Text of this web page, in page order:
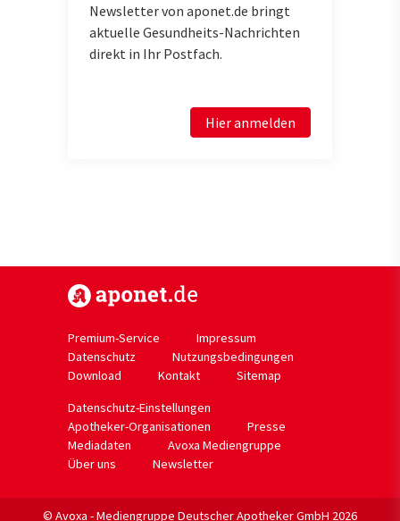
Newsletter von aponet.de bringt
aktuelle Gesundheits-Nachrichten
direkt in Ihr Postfach.
Hier anmelden
Premium-Service
Impressum
Datenschutz
Nutzungsbedingungen
Download
Kontakt
Sitemap
Datenschutz-Einstellungen
Apotheker-Organisationen
Presse
Mediadaten
Avoxa Mediengruppe
Über uns
Newsletter
© Avoxa - Mediengruppe Deutscher Apotheker GmbH 2026